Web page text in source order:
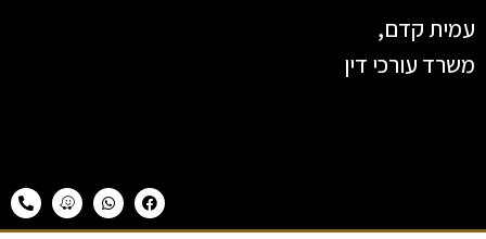
עמית קדם,
משרד עורכי דין